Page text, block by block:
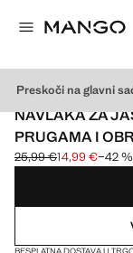
Preskoči na glavni
MADE IN SPAIN
NAVLAKA ZA
PRUGAMA I
Početna cijena
25,99 €
Trenutačna cijena
14,99 €−42 %
Odaberite boju